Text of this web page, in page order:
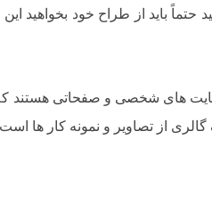
حتماً باید از طراح خود بخواهید
های شخصی و صفحاتی هستند که
گالری از تصاویر و نمونه کار ها